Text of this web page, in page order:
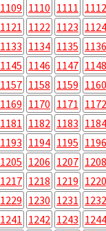
1109 1110 1111 1112
1121 1122 1123 1124
1133 1134 1135 1136
1145 1146 1147 1148
1157 1158 1159 1160
1169 1170 1171 1172
1181 1182 1183 1184
1193 1194 1195 1196
1205 1206 1207 1208
1217 1218 1219 1220
1229 1230 1231 1232
1241 1242 1243 1244